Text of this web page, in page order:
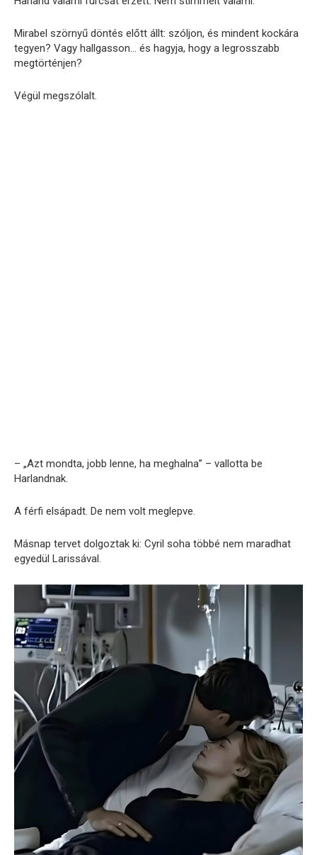
Mirabel szörnyű döntés előtt állt: szóljon, és mindent kockára
tegyen? Vagy hallgasson… és hagyja, hogy a legrosszabb
megtörténjen?
Végül megszólalt.
– „Azt mondta, jobb lenne, ha meghalna” – vallotta be
Harlandnak.
A férfi elsápadt. De nem volt meglepve.
Másnap tervet dolgoztak ki: Cyril soha többé nem maradhat
egyedül Larissával.